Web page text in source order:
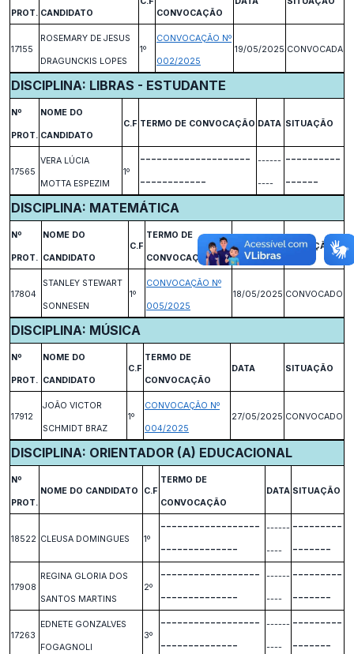
PROT. CANDIDATO
CONVOCAÇÃO
17155
ROSEMARY DE JESUS
DRAGUNCKIS LOPES
1º
CONVOCAÇÃO Nº
002/2025
19/05/2025 CONVOCADA
DISCIPLINA: LIBRAS - ESTUDANTE
Nº
PROT.
NOME DO
CANDIDATO
C.F TERMO DE CONVOCAÇÃO DATA SITUAÇÃO
17565
VERA LÚCIA
MOTTA ESPEZIM
1º
--------------------
------------
------
----
----------
------
DISCIPLINA: MATEMÁTICA
Nº
PROT.
NOME DO
CANDIDATO
C.F
TERMO DE
CONVOCAÇÃO
DATA SITUAÇÃO
17804
STANLEY STEWART
SONNESEN
1º
CONVOCAÇÃO Nº
005/2025
18/05/2025 CONVOCADO
DISCIPLINA: MÚSICA
Nº
PROT.
NOME DO
CANDIDATO
C.F
TERMO DE
CONVOCAÇÃO
DATA SITUAÇÃO
17912
JOÃO VICTOR
SCHMIDT BRAZ
1º
CONVOCAÇÃO Nº
004/2025
27/05/2025 CONVOCADO
DISCIPLINA: ORIENTADOR (A) EDUCACIONAL
Nº
PROT.
NOME DO CANDIDATO C.F
TERMO DE
CONVOCAÇÃO
DATA SITUAÇÃO
18522 CLEUSA DOMINGUES 1º
------------------
--------------
------
----
---------
-------
17908
REGINA GLORIA DOS
SANTOS MARTINS
2º
------------------
--------------
------
----
---------
-------
17263
EDNETE GONZALVES
FOGAGNOLI
3º
------------------
--------------
------
----
---------
-------